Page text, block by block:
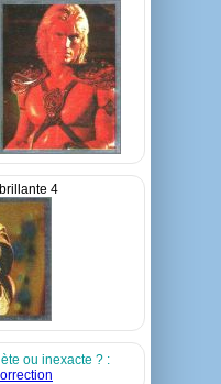
4
ou inexacte ? :